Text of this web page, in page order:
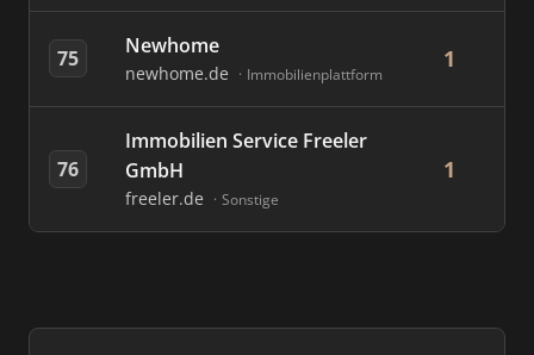
75 Newhome
newhome.de Immobilienplattform
1
76
Immobilien Service Freeler
GmbH
freeler.de Sonstige
1